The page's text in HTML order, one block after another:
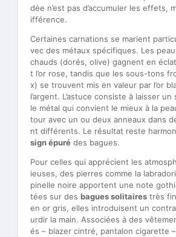
dée n’est pas d’accumuler les effets,
ifférence.
Certaines carnations se marient
vec des métaux spécifiques. Les
chauds (dorés, olive) gagnent en éclat
t l’or rose, tandis que les sous-tons
x) se trouvent mis en valeur par l’or
l’argent. L’astuce consiste à laisser
le métal qui convient le mieux à la
tour avec un ou deux anneaux dans
nt différents. Le résultat reste
sign épuré des bagues.
Pour celles qui apprécient les
ieuses, des pierres comme la
pinelle noire apportent une note
tées sur des bagues solitaires très
en or gris, elles introduisent un
urdir la main. Associées à des
és – blazer cintré, pantalon cigarette